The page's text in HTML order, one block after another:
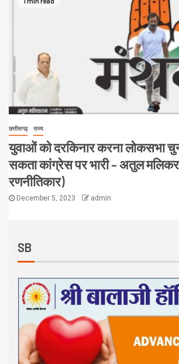
छत्तीसगढ़ राज्य
युवाओं को दरकिनार करना लोकसभा
सकता कांग्रेस पर भारी – अतुल
रणनीतिकार)
December 5, 2023 admin
SB